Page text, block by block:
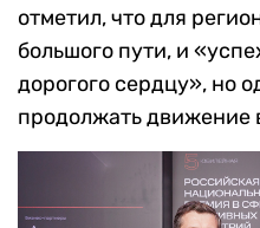
отметил, что для
большого пути, и
дорогого сердцу», но
продолжать движение